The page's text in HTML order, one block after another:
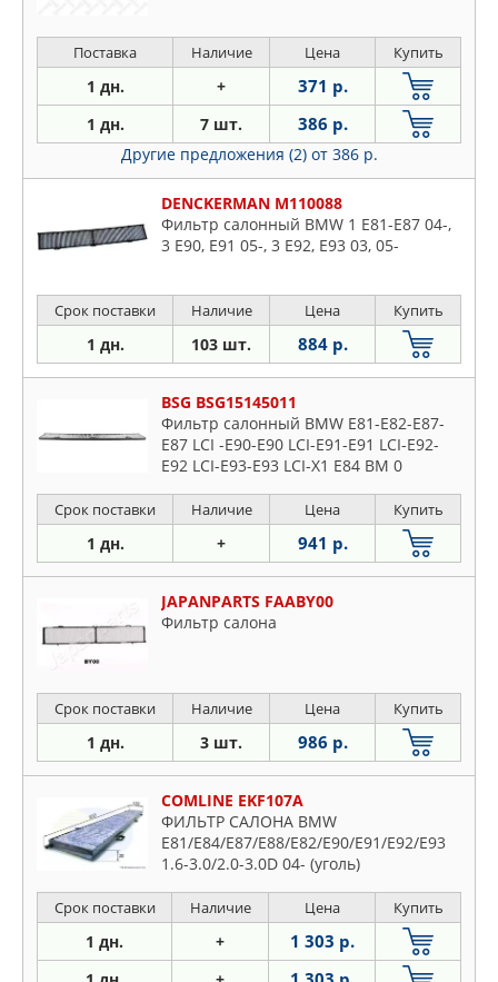
Поставка Наличие Цена Купить
1 дн. + 371 р.
1 дн. 7 шт. 386 р.
Другие предложения (2) от 386 р.
DENCKERMAN M110088
Фильтр салонный BMW 1 E81-E87 04-,
3 E90, E91 05-, 3 E92, E93 03, 05-
Срок поставки Наличие Цена Купить
1 дн. 103 шт. 884 р.
BSG BSG15145011
Фильтр салонный BMW E81-E82-E87-
E87 LCI -E90-E90 LCI-E91-E91 LCI-E92-
E92 LCI-E93-E93 LCI-X1 E84 BM 0
Срок поставки Наличие Цена Купить
1 дн. + 941 р.
JAPANPARTS FAABY00
Фильтр салона
Срок поставки Наличие Цена Купить
1 дн. 3 шт. 986 р.
COMLINE EKF107A
ФИЛЬТР САЛОНА BMW
E81/E84/E87/E88/E82/E90/E91/E92/E93
1.6-3.0/2.0-3.0D 04- (уголь)
Срок поставки Наличие Цена Купить
1 дн. + 1 303 р.